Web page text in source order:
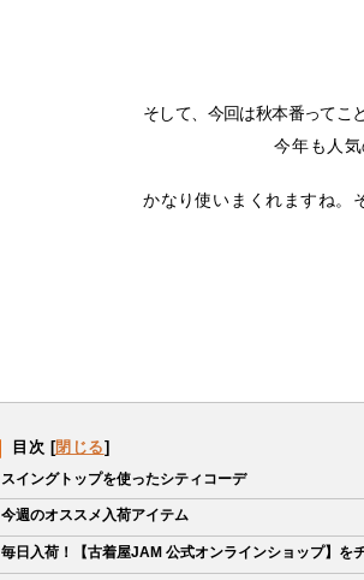
そして、今回は秋本番ってこ
今年も人
かなり使いまくれますね。
目次 [閉じる]
スイングトップを使ったシティコーデ
今週のオススメ入荷アイテム
毎日入荷！【古着屋JAM 公式オンラインショップ】を